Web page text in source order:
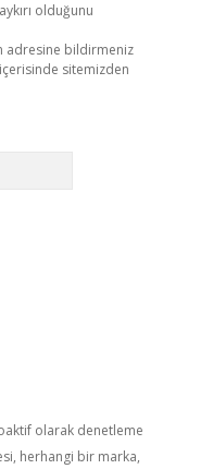
olduğunu
adresine bildirmeniz
sitemizden
olarak denetleme
herhangi bir marka,